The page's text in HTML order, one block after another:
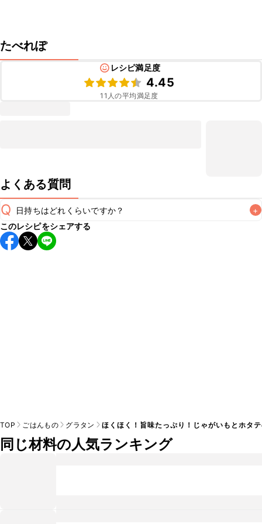
たべれぽ
レシピ満足度
4.45
11 人の平均満足度
よくある質問
Q 日持ちはどれくらいですか？ +
保存期間は冷蔵で当日中が目安です。なるべくお早めにお召
し上がりください。
このレシピをシェアする
TOP ごはんもの グラタン ほくほく！旨味たっぷり！じゃがいもとホタ
同じ材料の人気ランキング